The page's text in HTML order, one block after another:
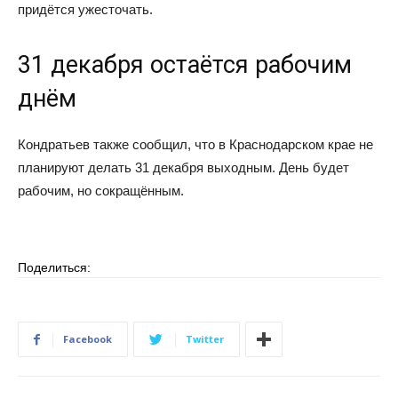
придётся ужесточать.
31 декабря остаётся рабочим
днём
Кондратьев также сообщил, что в Краснодарском крае не
планируют делать 31 декабря выходным. День будет
рабочим, но сокращённым.
Поделиться:
Facebook Twitter